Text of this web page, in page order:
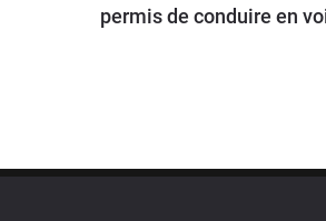
permis de conduire en